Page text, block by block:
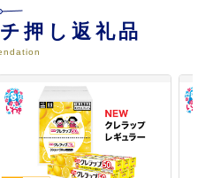
の生命を守る市立病院の機能
医療需要を踏まえた医療機器等
医療提供に必要な施設等の整備
押し返礼品